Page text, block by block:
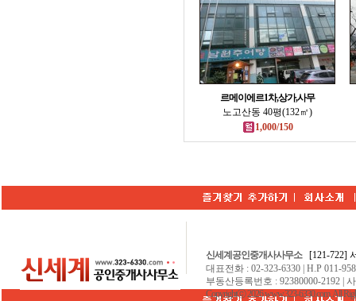
르메이에르1차,상가,사무
노고산동 40평(132㎡)
1,000/150
신세계공인중개사사무소[121-722]
대표전화 : 02-323-6330 | H.P 011-
부동산등록번호 : 92380000-2192 |
Copyrightⓒ 2026 www.323-6330.com. All